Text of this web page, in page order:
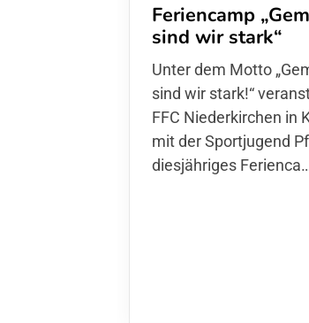
Feriencamp
sind wir stark“
Unter dem Motto
wir stark!“
Niederkirchen in
der Sportjugend Pfalz
diesjähriges